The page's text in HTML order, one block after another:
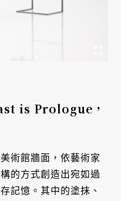
is Prologue，
術館牆面，依藝術家
的方式創造出宛如過
記憶。其中的塗抹、